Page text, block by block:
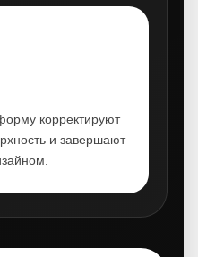
корректируют
и завершают